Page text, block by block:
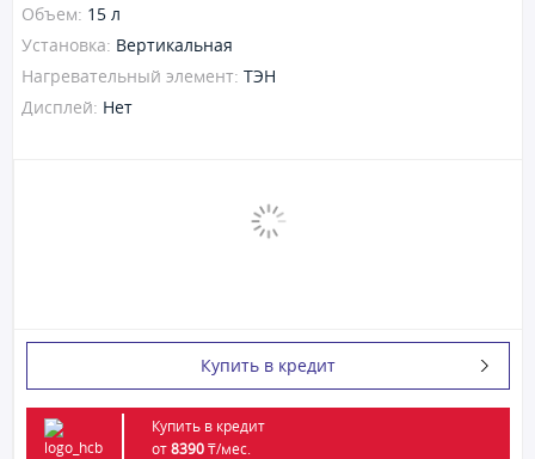
Объем: 15 л
Установка: Вертикальная
Нагревательный элемент: ТЭН
Дисплей: Нет
Купить в кредит
Купить в кредит
от8390₸/мес.